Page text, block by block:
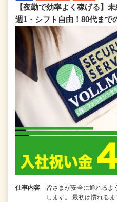
【夜勤で効率よく稼げる】
週1・シフト自由！80代まで
仕事内容
皆さまが安全に通れるよ
します。 最初は慣れる